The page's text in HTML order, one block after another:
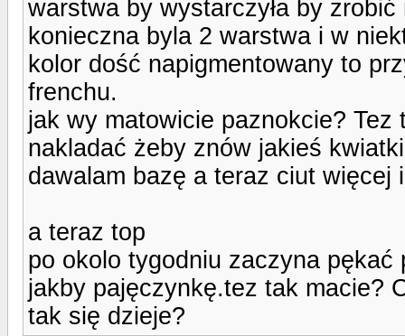
warstwa by wystarczyła by
konieczna byla 2 warstwa i w
kolor dość napigmentowany to
frenchu.
jak wy matowicie paznokcie?
nakladać żeby znów jakieś
dawalam bazę a teraz ciut więcej
a teraz top
po okolo tygodniu zaczyna
jakby pajęczynkę.tez tak macie?
tak się dzieje?